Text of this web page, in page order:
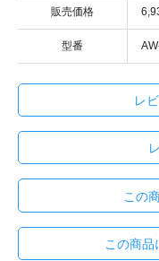
販売価格
型番
レ
この
この商品